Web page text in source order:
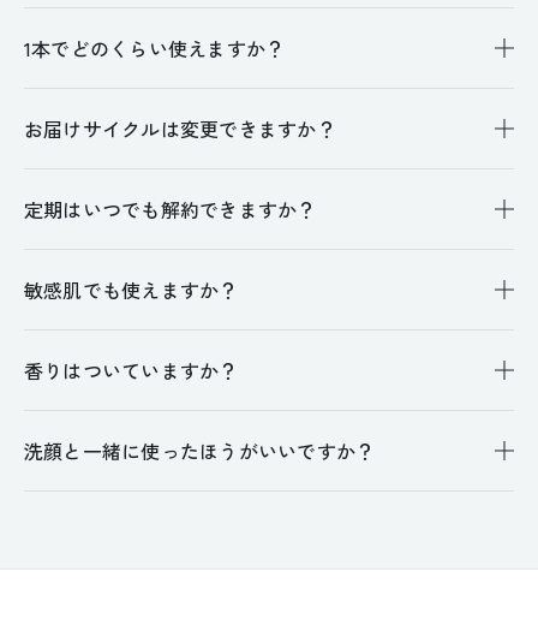
1本でどのくらい使えますか？
お届けサイクルは変更できますか？
定期はいつでも解約できますか？
敏感肌でも使えますか？
香りはついていますか？
洗顔と一緒に使ったほうがいいですか？